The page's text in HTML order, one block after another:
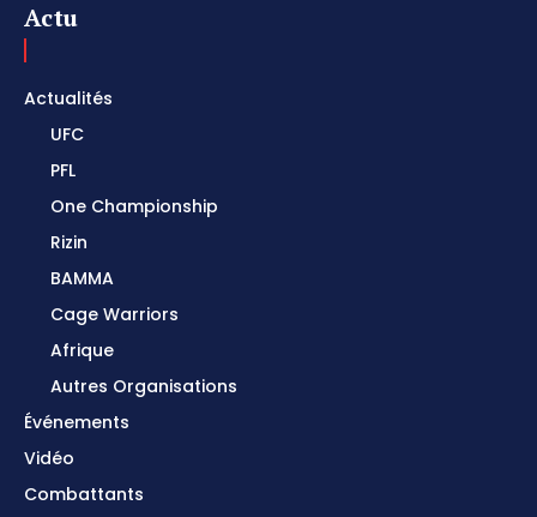
Actu
Actualités
UFC
PFL
One Championship
Rizin
BAMMA
Cage Warriors
Afrique
Autres Organisations
Événements
Vidéo
Combattants